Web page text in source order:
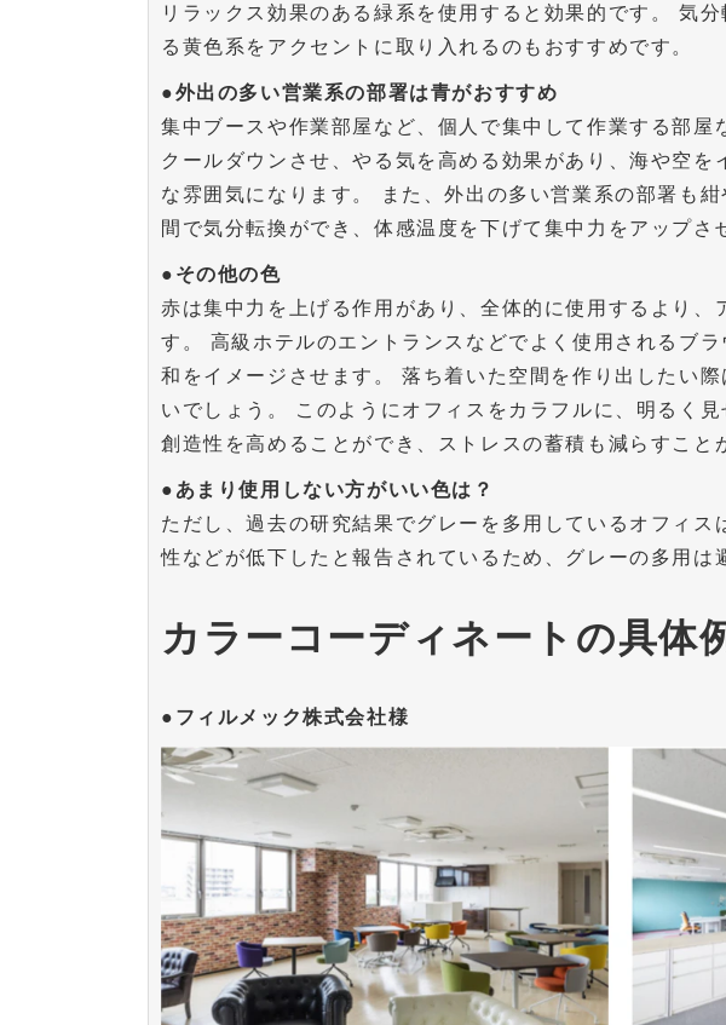
リラックス効果のある緑系を使用すると効果的です。 気
る黄色系をアクセントに取り入れるのもおすすめです。
●外出の多い営業系の部署は青がおすすめ
集中ブースや作業部屋など、個人で集中して作業する部屋
クールダウンさせ、やる気を高める効果があり、海や空
な雰囲気になります。 また、外出の多い営業系の部署も
間で気分転換ができ、体感温度を下げて集中力をアップさ
●その他の色
赤は集中力を上げる作用があり、全体的に使用するより、
す。 高級ホテルのエントランスなどでよく使用されるブ
和をイメージさせます。 落ち着いた空間を作り出したい
いでしょう。 このようにオフィスをカラフルに、明るく
創造性を高めることができ、ストレスの蓄積も減らすこと
●あまり使用しない方がいい色は？
ただし、過去の研究結果でグレーを多用しているオフィス
性などが低下したと報告されているため、グレーの多用は
カラーコーディネートの具体
●フィルメック株式会社様